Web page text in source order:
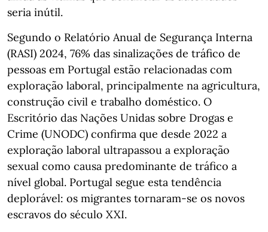
seria inútil.
Segundo o Relatório Anual de Segurança Interna
(RASI) 2024, 76% das sinalizações de tráfico de
pessoas em Portugal estão relacionadas com
exploração laboral, principalmente na agricultura,
construção civil e trabalho doméstico. O
Escritório das Nações Unidas sobre Drogas e
Crime (UNODC) confirma que desde 2022 a
exploração laboral ultrapassou a exploração
sexual como causa predominante de tráfico a
nível global. Portugal segue esta tendência
deplorável: os migrantes tornaram-se os novos
escravos do século XXI.